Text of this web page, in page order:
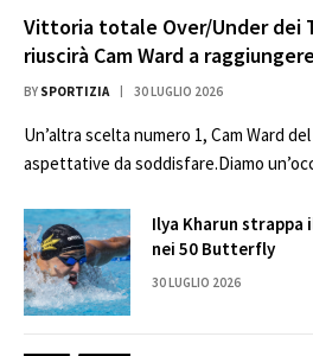
Vittoria totale Over/Under dei
riuscirà Cam Ward a
BY SPORTIZIA 30 LUGLIO 2026
Un’altra scelta numero 1, Cam Ward
aspettative da soddisfare.Diamo
Ilya Kharun strappa
nei 50 Butterfly
30 LUGLIO 2026